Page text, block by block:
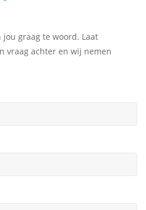
jou graag te woord. Laat
vraag achter en wij nemen